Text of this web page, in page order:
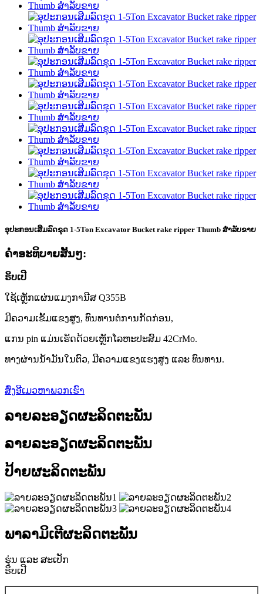
ອຸປະກອນເສີມລົດຂຸດ 1-5Ton Excavator Bucket rake ripper Thumb ສຳລັບຂາຍ
ຄໍາອະທິບາຍສັ້ນໆ:
ຣິບເປີ
ໃຊ້ເຫຼັກແຜ່ນແມງການີສ Q355B
ມີຄວາມເຂັ້ມແຂງສູງ, ທົນທານຕໍ່ການກັດກ່ອນ,
ແກນ pin ແມ່ນເຮັດດ້ວຍເຫຼັກໂລຫະປະສົມ 42CrMo.
ທາງຜ່ານນ້ຳມັນໃນຕົວ, ມີຄວາມແຂງແຮງສູງ ແລະ ທົນທານ.
ສົ່ງອີເມວຫາພວກເຮົາ
ລາຍລະອຽດຜະລິດຕະພັນ
ລາຍລະອຽດຜະລິດຕະພັນ
ປ້າຍຜະລິດຕະພັນ
ພາລາມິເຕີຜະລິດຕະພັນ
ຮຸ່ນ ແລະ ສະເປັກ
ຣິບເປີ